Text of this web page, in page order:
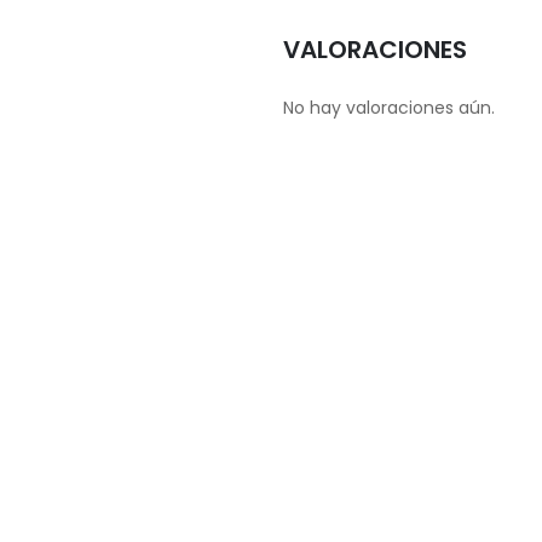
VALORACIONES
No hay valoraciones aún.